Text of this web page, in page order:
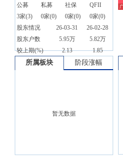
公募 私募 社保
QFII
3家(3) 0家(0) 0家(0) 0家(0)
股东情况
26-03-31
26-02-28
股东户数
5.95万
5.82万
较上期(%)
2.13 1.85
所属板块 阶段涨幅
暂无数据